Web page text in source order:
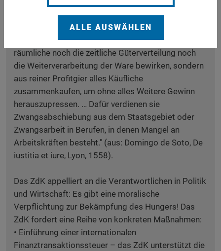
Schweiß ausgeübt wird, … arbeitsscheue und
hochstaplerische Elemente … sich in diesen
Abgrund stürzen, dergestalt, dass sie weder die
räumliche noch die zeitliche Güterverteilung noch
die Weiterverarbeitung der Ware bewirken, sondern
aus reiner Profitgier alles Käufliche
zusammenkaufen, um ohne alles Weitere Gewinn
herauszupressen. … Dafür verdienen sie
Zwangsabschiebung aus dem Staatsgebiet oder
Zwangsarbeit in Berufen, in denen Mangel an
Arbeitskräften besteht." (aus: Domingo de Soto, De
iustitia et iure, Lyon, 1558).
Das ZdK appelliert an die Verantwortlichen in Politik
und Wirtschaft: Es gibt eine moralische
Verpflichtung zur Bekämpfung des Hungers! Das
ZdK fordert eine Reihe von konkreten Maßnahmen:
• Einführung einer internationalen
Finanztransaktionssteuer – das ZdK unterstützt die
ALLE AUSWÄHLEN